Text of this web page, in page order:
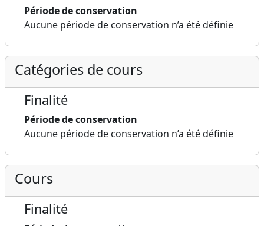
Période de conservation
Aucune période de conservation n’a été définie
Catégories de cours
Finalité
Période de conservation
Aucune période de conservation n’a été définie
Cours
Finalité